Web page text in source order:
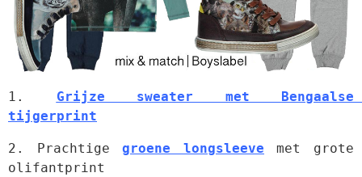
1. Grijze sweater met Bengaalse
tijgerprint
2. Prachtige groene longsleeve met grote
olifantprint